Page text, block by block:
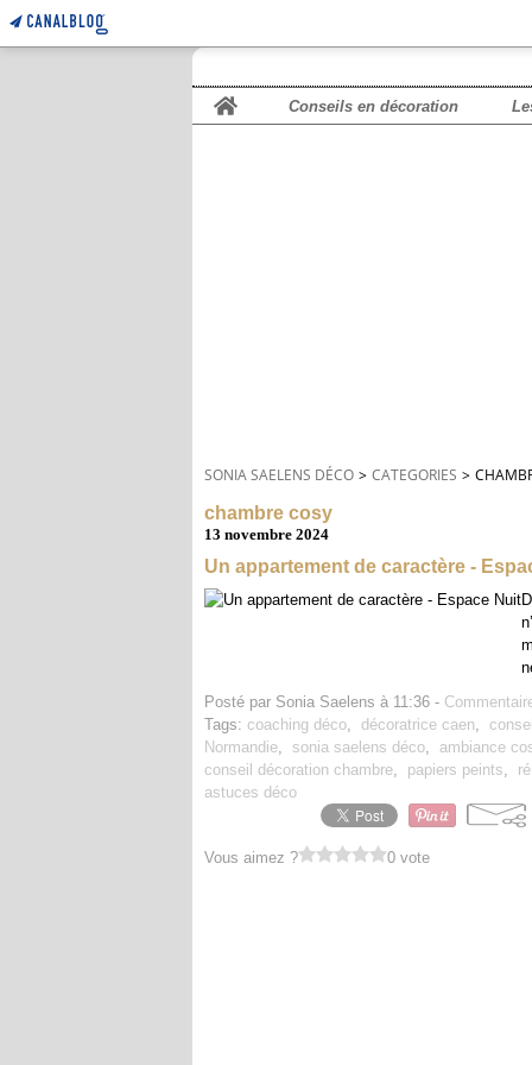
Home
Conseils en décoration
SONIA SAELENS DÉCO > CATEGORIES >
chambre cosy
13 novembre 2024
Un appartement de caractère -
Posté par Sonia Saelens à 11:36 -
Tags: coaching déco, décoratrice caen,
Normandie, sonia saelens déco, ambiance
conseil décoration chambre, papiers peints,
astuces déco
Vous aimez ? 0 vote